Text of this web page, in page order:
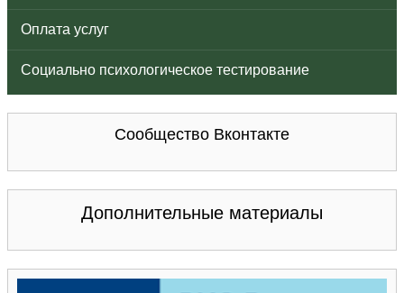
Оплата услуг
Социально психологическое тестирование
Сообщество Вконтакте
Дополнительные материалы